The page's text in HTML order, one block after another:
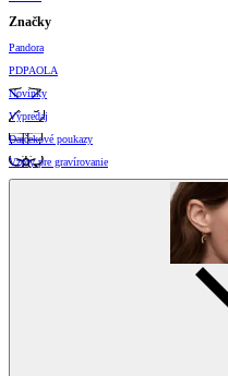
Značky
Pandora
PDPAOLA
Novinky
Výpredaj
Darčekové poukazy
Vzory pre gravírovanie